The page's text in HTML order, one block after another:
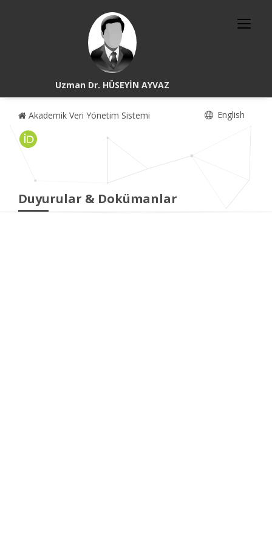
Uzman Dr. HÜSEYİN AYVAZ
Akademik Veri Yönetim Sistemi English
Duyurular & Dokümanlar